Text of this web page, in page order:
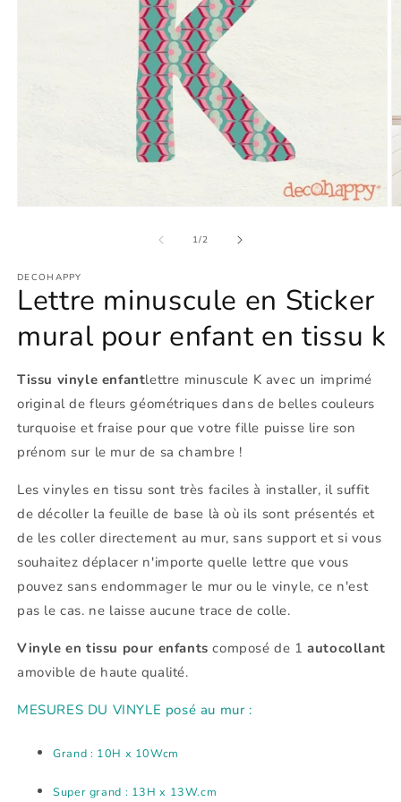
une
fenêtre
modale
1/de2
DECOHAPPY
Lettre minuscule en Sticker
mural pour enfant en tissu k
Tissu vinyle enfantlettre minuscule K avec un imprimé
original de fleurs géométriques dans de belles couleurs
turquoise et fraise pour que votre fille puisse lire son
prénom sur le mur de sa chambre !
Les vinyles en tissu sont très faciles à installer, il suffit
de décoller la feuille de base là où ils sont présentés et
de les coller directement au mur, sans support et si vous
souhaitez déplacer n'importe quelle lettre que vous
pouvez sans endommager le mur ou le vinyle, ce n'est
pas le cas. ne laisse aucune trace de colle.
Vinyle en tissu pour enfants composé de 1autocollant
amovible de haute qualité.
MESURES DU VINYLE posé au mur :
Grand : 10H x 10Wcm
Super grand : 13H x 13W.cm